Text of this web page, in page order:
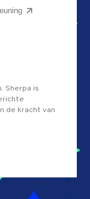
Sherpa is
de kracht van